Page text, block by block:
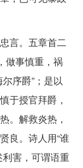
言。五章首二
做事慎重，祸
序爵”；是以
于授官拜爵，
。解救炎热，
良。诗人用“谁
害，可谓语重